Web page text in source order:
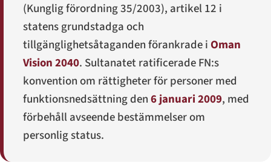
(Kunglig förordning 35/2003), artikel 12 i
statens grundstadga och
tillgänglighetsåtaganden förankrade i Oman
Vision 2040. Sultanatet ratificerade FN:s
konvention om rättigheter för personer med
funktionsnedsättning den6 januari 2009, med
förbehåll avseende bestämmelser om
personlig status.